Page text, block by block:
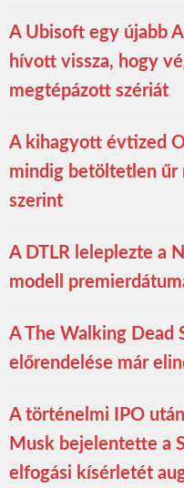
A Ubisoft egy újabb
hívott vissza, hogy
megtépázott szériát
A kihagyott évtized
mindig betöltetlen űr
szerint
A DTLR leleplezte a
modell
A The Walking Dead
előrendelése már
A történelmi IPO
Musk bejelentette a
elfogási kísérletét